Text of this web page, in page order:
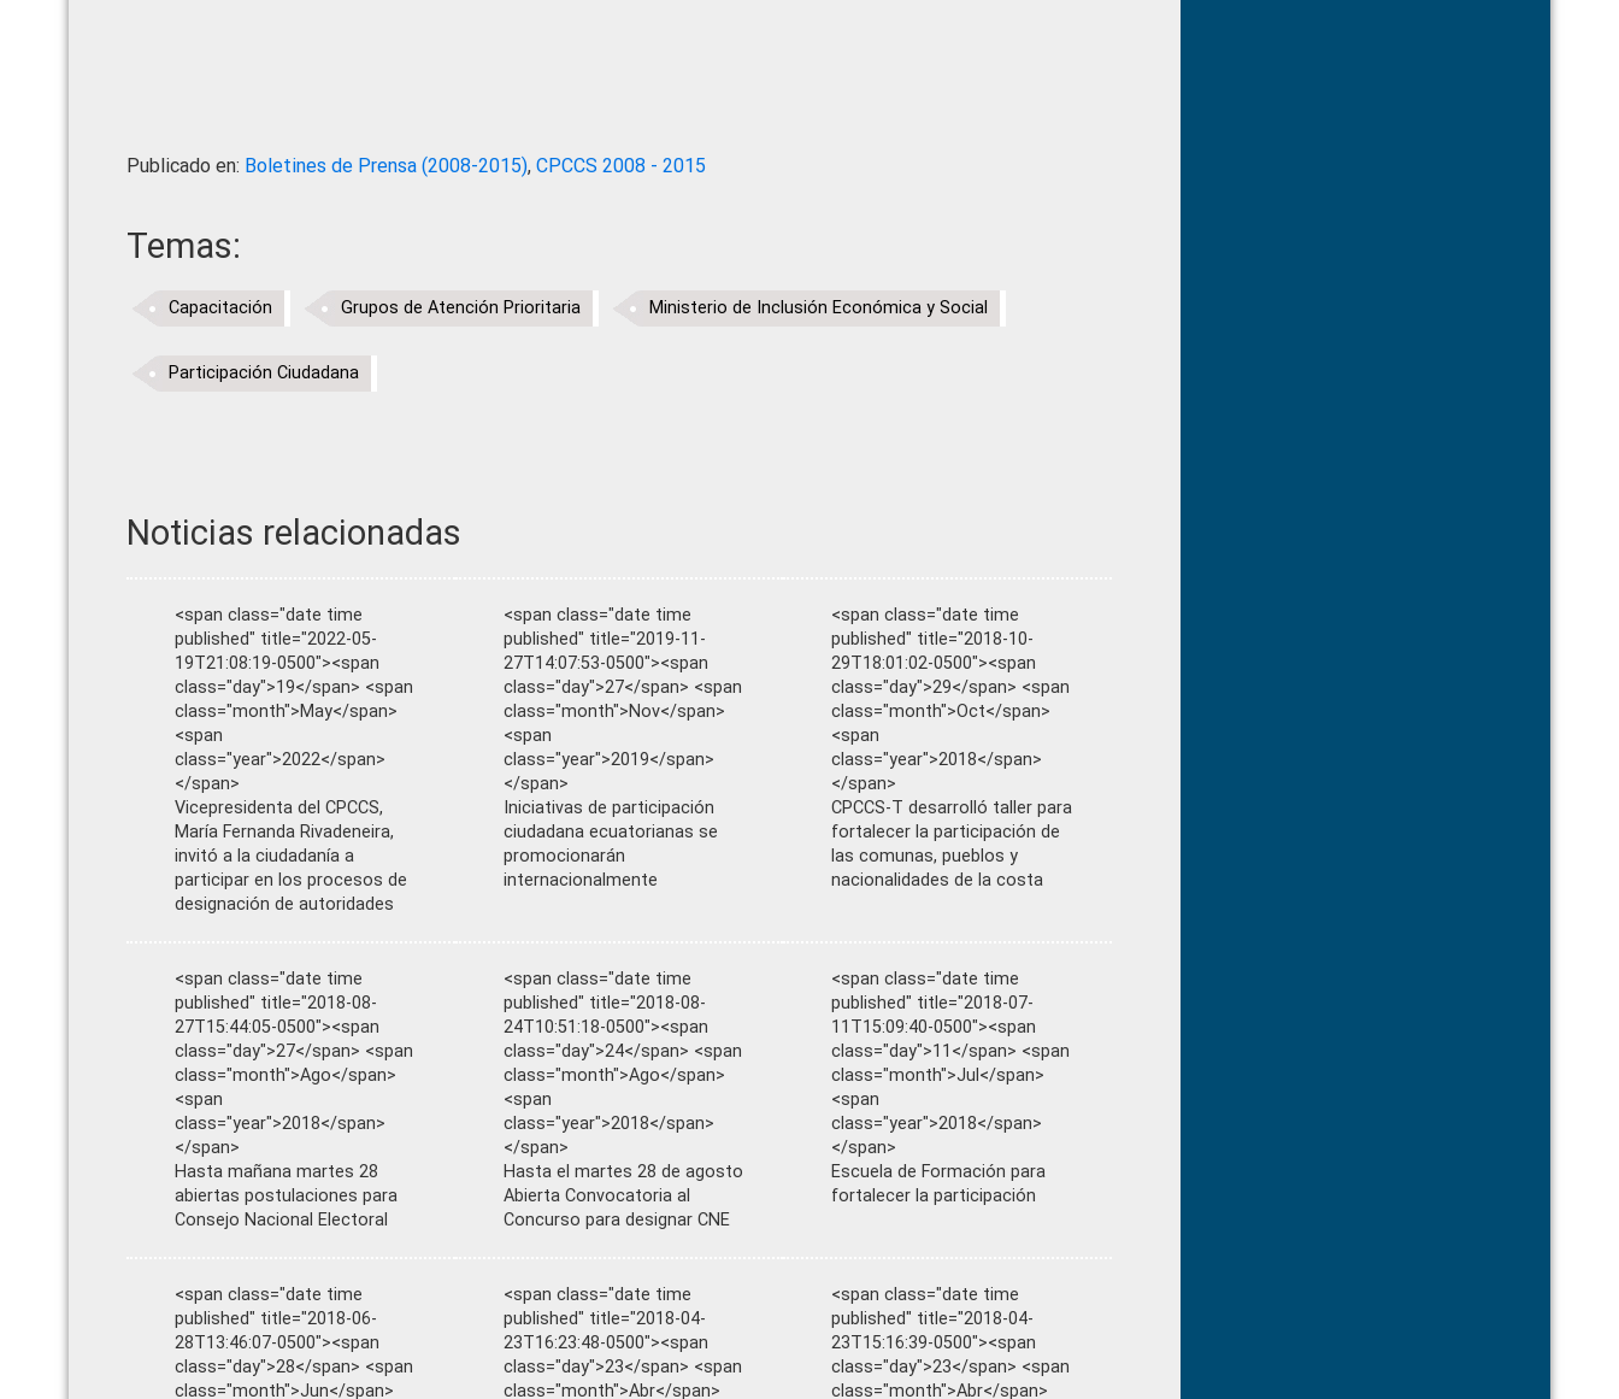
Publicado en: Boletines de Prensa (2008-2015), CPCCS 2008 - 2015
Temas:
Capacitación Grupos de Atención Prioritaria Ministerio de Inclusión Económica y Social
Participación Ciudadana
Noticias relacionadas
<span class="date time
published" title="2022-05-
19T21:08:19-0500"><span
class="day">19</span> <span
class="month">May</span>
<span
class="year">2022</span>
</span>
Vicepresidenta del CPCCS,
María Fernanda Rivadeneira,
invitó a la ciudadanía a
participar en los procesos de
designación de autoridades
<span class="date time
published" title="2019-11-
27T14:07:53-0500"><span
class="day">27</span> <span
class="month">Nov</span>
<span
class="year">2019</span>
</span>
Iniciativas de participación
ciudadana ecuatorianas se
promocionarán
internacionalmente
<span class="date time
published" title="2018-10-
29T18:01:02-0500"><span
class="day">29</span> <span
class="month">Oct</span>
<span
class="year">2018</span>
</span>
CPCCS-T desarrolló taller para
fortalecer la participación de
las comunas, pueblos y
nacionalidades de la costa
<span class="date time
published" title="2018-08-
27T15:44:05-0500"><span
class="day">27</span> <span
class="month">Ago</span>
<span
class="year">2018</span>
</span>
Hasta mañana martes 28
abiertas postulaciones para
Consejo Nacional Electoral
<span class="date time
published" title="2018-08-
24T10:51:18-0500"><span
class="day">24</span> <span
class="month">Ago</span>
<span
class="year">2018</span>
</span>
Hasta el martes 28 de agosto
Abierta Convocatoria al
Concurso para designar CNE
<span class="date time
published" title="2018-07-
11T15:09:40-0500"><span
class="day">11</span> <span
class="month">Jul</span>
<span
class="year">2018</span>
</span>
Escuela de Formación para
fortalecer la participación
<span class="date time
published" title="2018-06-
28T13:46:07-0500"><span
class="day">28</span> <span
class="month">Jun</span>
<span class="date time
published" title="2018-04-
23T16:23:48-0500"><span
class="day">23</span> <span
class="month">Abr</span>
<span class="date time
published" title="2018-04-
23T15:16:39-0500"><span
class="day">23</span> <span
class="month">Abr</span>